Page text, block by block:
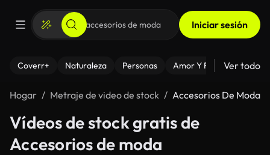
Iniciar sesión
Coverr+ Naturaleza Personas Amor Y Relaciones
Ver todo
Hogar Metraje de video de stock Accesorios De Moda
Vídeos de stock gratis de
Accesorios de moda